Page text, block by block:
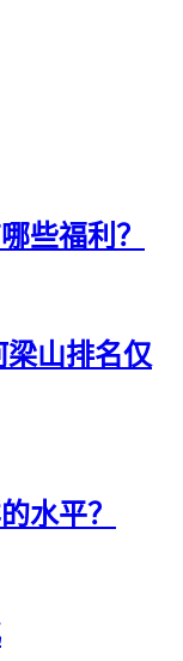
些福利？
山排名仅
水平？